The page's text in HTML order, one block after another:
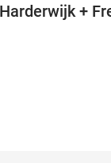
+